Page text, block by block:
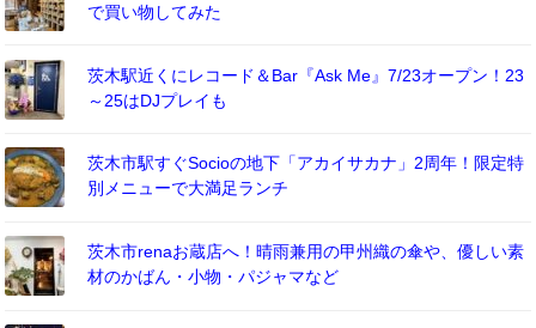
で買い物してみた
茨木駅近くにレコード＆Bar『Ask Me』7/23オープン！23
～25はDJプレイも
茨木市駅すぐSocioの地下「アカイサカナ」2周年！限定特
別メニューで大満足ランチ
茨木市renaお蔵店へ！晴雨兼用の甲州織の傘や、優しい素
材のかばん・小物・パジャマなど